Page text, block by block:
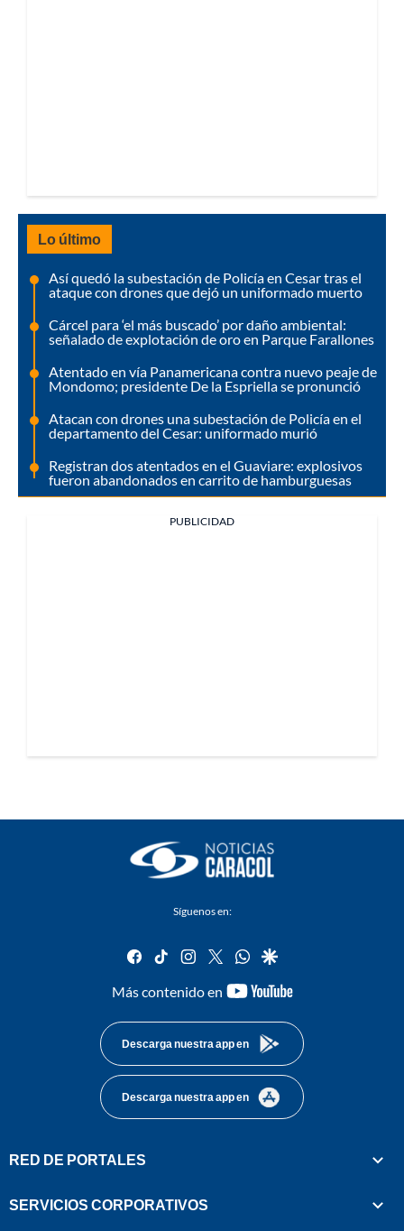
Lo último
Así quedó la subestación de Policía en Cesar tras el
ataque con drones que dejó un uniformado muerto
Cárcel para ‘el más buscado’ por daño ambiental:
señalado de explotación de oro en Parque Farallones
Atentado en vía Panamericana contra nuevo peaje de
Mondomo; presidente De la Espriella se pronunció
Atacan con drones una subestación de Policía en el
departamento del Cesar: uniformado murió
Registran dos atentados en el Guaviare: explosivos
fueron abandonados en carrito de hamburguesas
PUBLICIDAD
Síguenos en:
facebook
tiktok instagram
twitterwhatsapp
google
Más contenido en
youtube-
Descarga nuestra app en
Descarga nuestra app en
RED DE PORTALES
SERVICIOS CORPORATIVOS